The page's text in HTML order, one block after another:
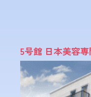
5号館 日本美容